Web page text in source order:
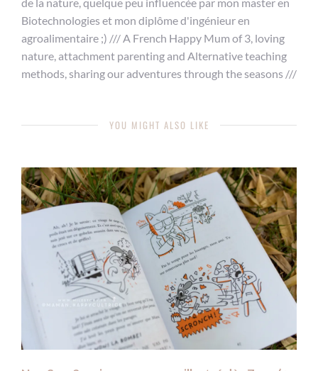
Biotechnologies et mon diplôme d'ingénieur en
agroalimentaire ;) /// A French Happy Mum of 3, loving
nature, attachment parenting and Alternative teaching
methods, sharing our adventures through the seasons ///
YOU MIGHT ALSO LIKE